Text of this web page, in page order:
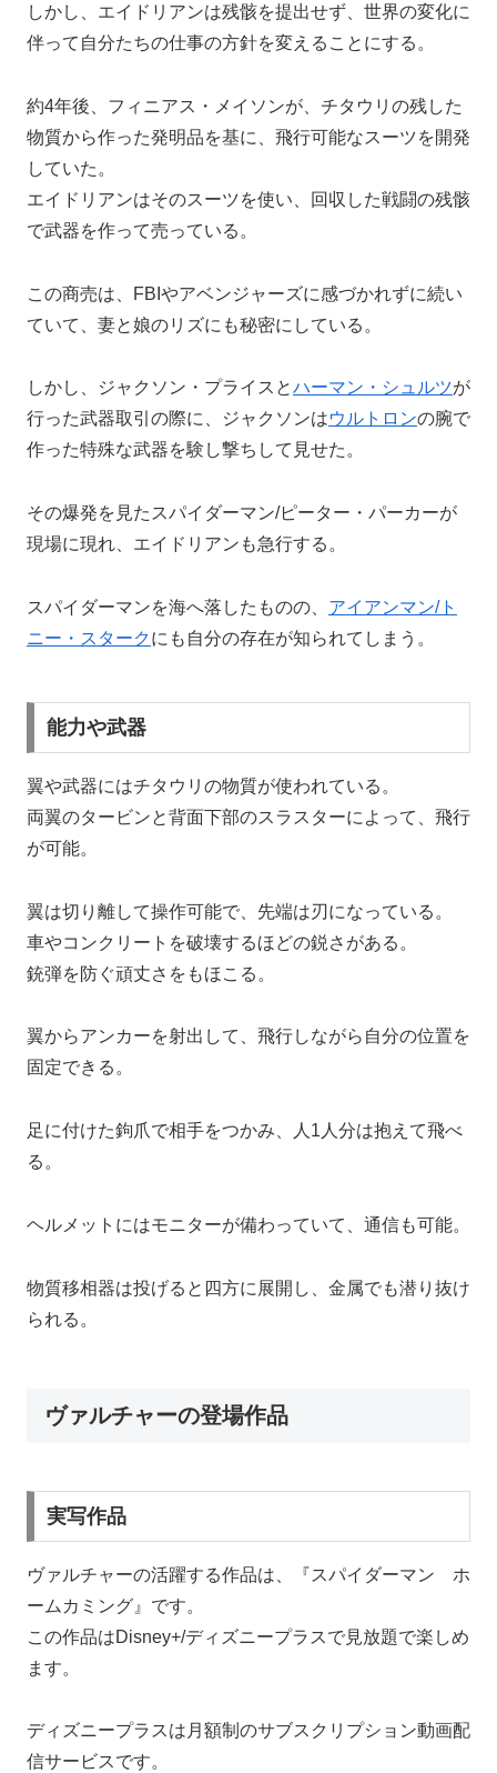
しかし、エイドリアンは残骸を提出せず、世界の変化に
伴って自分たちの仕事の方針を変えることにする。
約4年後、フィニアス・メイソンが、チタウリの残した
物質から作った発明品を基に、飛行可能なスーツを開発
していた。
エイドリアンはそのスーツを使い、回収した戦闘の残骸
で武器を作って売っている。
この商売は、FBIやアベンジャーズに感づかれずに続い
ていて、妻と娘のリズにも秘密にしている。
しかし、ジャクソン・プライスとハーマン・シュルツが
行った武器取引の際に、ジャクソンはウルトロンの腕で
作った特殊な武器を験し撃ちして見せた。
その爆発を見たスパイダーマン/ピーター・パーカーが
現場に現れ、エイドリアンも急行する。
スパイダーマンを海へ落したものの、 アイアンマン/ト
ニー・スタークにも自分の存在が知られてしまう。
能力や武器
翼や武器にはチタウリの物質が使われている。
両翼のタービンと背面下部のスラスターによって、飛行
が可能。
翼は切り離して操作可能で、先端は刃になっている。
車やコンクリートを破壊するほどの鋭さがある。
銃弾を防ぐ頑丈さをもほこる。
翼からアンカーを射出して、飛行しながら自分の位置を
固定できる。
足に付けた鉤爪で相手をつかみ、人1人分は抱えて飛べ
る。
ヘルメットにはモニターが備わっていて、通信も可能。
物質移相器は投げると四方に展開し、金属でも潜り抜け
られる。
ヴァルチャーの登場作品
実写作品
ヴァルチャーの活躍する作品は、『スパイダーマン ホ
ームカミング』です。
この作品はDisney+/ディズニープラスで見放題で楽しめ
ます。
ディズニープラスは月額制のサブスクリプション動画配
信サービスです。